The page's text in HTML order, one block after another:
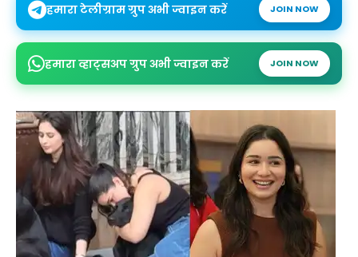
हमारा टेलीग्राम ग्रुप अभी ज्वाइन करें JOIN NOW
हमारा व्हाट्सअप ग्रुप अभी ज्वाइन करें JOIN NOW